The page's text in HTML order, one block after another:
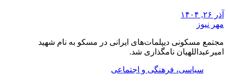
آذر ۲۶, ۱۴۰۴
مهر نیوز
مجتمع مسکونی دیپلمات‌های ایرانی در مسکو به نام شهید
امیرعبداللهیان نامگذاری شد.
سیاسی، فرهنگی و اجتماعی